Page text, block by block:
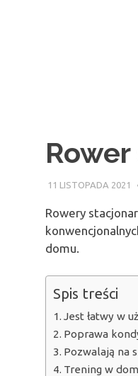
11 LISTOPADA 2021
Rowery
domu.
Spis treści
Jest łatwy w
Poprawa
Pozwalają na
Trening w